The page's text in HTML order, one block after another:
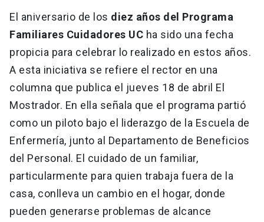
Vecinos
Donaciones launch
El aniversario de los diez años del Programa
Familiares Cuidadores UC ha sido una fecha
propicia para celebrar lo realizado en estos años.
A esta iniciativa se refiere el rector en una
columna que publica el jueves 18 de abril El
Mostrador. En ella señala que el programa partió
como un piloto bajo el liderazgo de la Escuela de
Enfermería, junto al Departamento de Beneficios
del Personal. El cuidado de un familiar,
particularmente para quien trabaja fuera de la
casa, conlleva un cambio en el hogar, donde
pueden generarse problemas de alcance